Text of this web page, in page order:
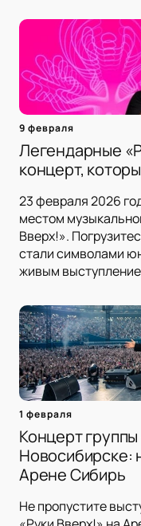
9 февраля
Легендарные
концерт,
23 февраля 2026
местом
Вверх!».
стали символами
живым
1 февраля
Концерт
Новосибирске:
Арене Сибирь
Не пропустите